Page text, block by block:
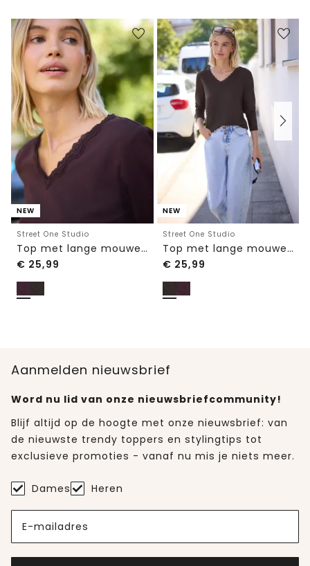
NEW
Street One Studio
Top met lange mouwen, V-hals en kant
€ 25,99
NEW
Street One Studio
Top met lange mouwen, V-hals en kant
€ 25,99
Aanmelden nieuwsbrief
Word nu lid van onze nieuwsbriefcommunity!
Blijf altijd op de hoogte met onze nieuwsbrief: van
de nieuwste trendy toppers en stylingtips tot
exclusieve promoties - vanaf nu mis je niets meer.
Dames Heren
E-mailadres